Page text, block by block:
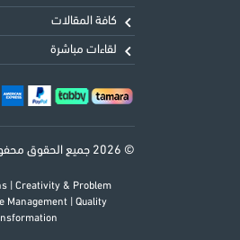
كافة المقالات
لقاءات مباشرة
© 2026 جميع الحقوق محفوظة لبكه
Creativity & Problem
Management
Quality